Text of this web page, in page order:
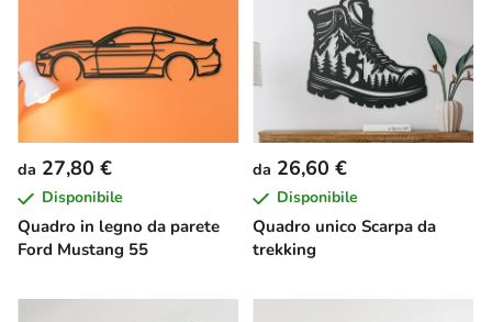
Quadro in legno da parete
Ford Mustang 55
da 27,80 €
Disponibile
Quadro unico Scarpa da
trekking
da 26,60 €
Disponibile